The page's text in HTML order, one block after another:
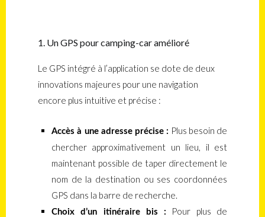
1. Un GPS pour camping-car amélioré
Le GPS intégré à l’application se dote de deux
innovations majeures pour une navigation
encore plus intuitive et précise :
Accès à une adresse précise : Plus besoin de
chercher approximativement un lieu, il est
maintenant possible de taper directement le
nom de la destination ou ses coordonnées
GPS dans la barre de recherche.
Choix d’un itinéraire bis :
Pour plus de